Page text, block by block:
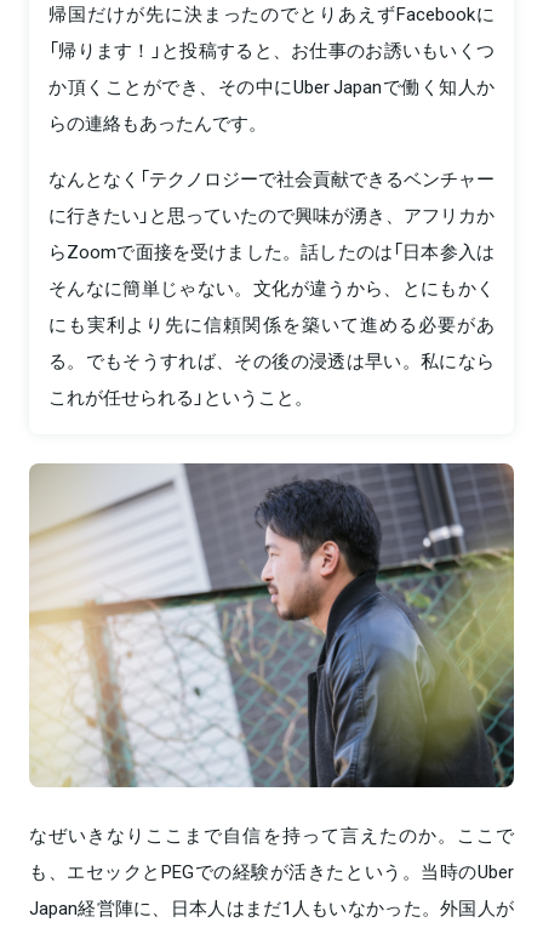
帰国だけが先に決まったのでとりあえずFacebookに
「帰ります！」と投稿すると、お仕事のお誘いもいくつ
か頂くことができ、その中にUber Japanで働く知人か
らの連絡もあったんです。
なんとなく「テクノロジーで社会貢献できるベンチャー
に行きたい」と思っていたので興味が湧き、アフリカか
らZoomで面接を受けました。話したのは「日本参入は
そんなに簡単じゃない。文化が違うから、とにもかく
にも実利より先に信頼関係を築いて進める必要があ
る。でもそうすれば、その後の浸透は早い。私になら
これが任せられる」ということ。
なぜいきなりここまで自信を持って言えたのか。ここで
も、エセックとPEGでの経験が活きたという。当時のUber
Japan経営陣に、日本人はまだ1人もいなかった。外国人が